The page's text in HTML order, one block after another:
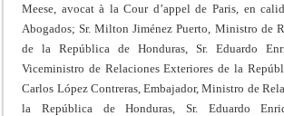
Meese, avocat à la Cour d’appel de Paris, en
Abogados; Sr. Milton Jiménez Puerto, Ministro de
de la República de Honduras, Sr. Eduardo
Viceministro de Relaciones Exteriores de la
Carlos López Contreras, Embajador, Ministro de
la República de Honduras, Sr. Eduardo